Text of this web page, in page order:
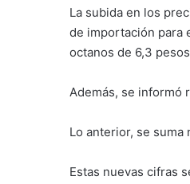
La subida en los
de importación para
octanos de 6,3
Además, se informó
Lo anterior, se suma
Estas nuevas cifras